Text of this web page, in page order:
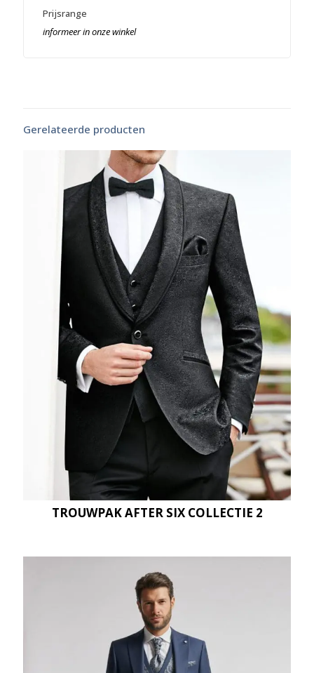
Prijsrange
informeer in onze winkel
Gerelateerde producten
TROUWPAK AFTER SIX COLLECTIE 2